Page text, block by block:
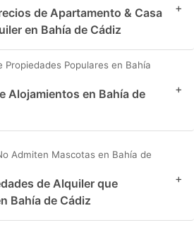
de Apartamento & Casa
en Bahía de Cádiz
+
Propiedades Populares en Bahía
Alojamientos en Bahía de
+
Admiten Mascotas en Bahía de
de Alquiler que
Bahía de Cádiz
+